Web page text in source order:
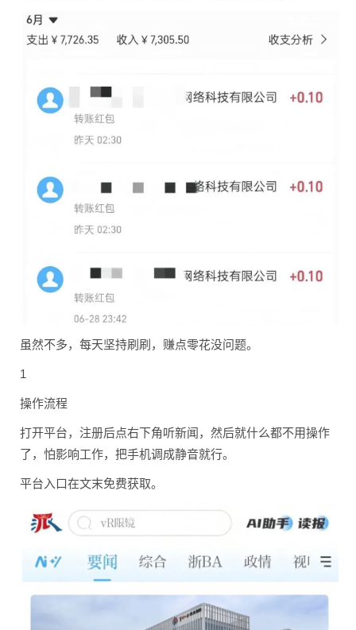
虽然不多，每天坚持刷刷，赚点零花没问题。
1
操作流程
打开平台，注册后点右下角听新闻，然后就什么都不用操作
了，怕影响工作，把手机调成静音就行。
平台入口在文末免费获取。